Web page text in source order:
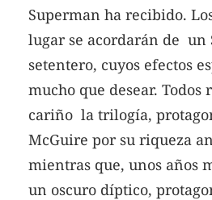
Superman ha recibido.
lugar se acordarán de un
setentero, cuyos efectos
mucho que desear. Todos
cariño la trilogía,
McGuire por su riqueza
mientras que, unos años
un oscuro díptico,